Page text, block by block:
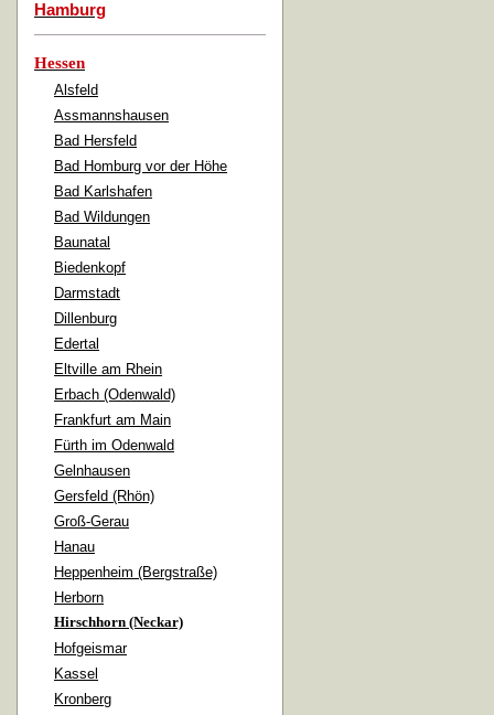
Hamburg
Hessen
Alsfeld
Assmannshausen
Bad Hersfeld
Bad Homburg vor der Höhe
Bad Karlshafen
Bad Wildungen
Baunatal
Biedenkopf
Darmstadt
Dillenburg
Edertal
Eltville am Rhein
Erbach (Odenwald)
Frankfurt am Main
Fürth im Odenwald
Gelnhausen
Gersfeld (Rhön)
Groß-Gerau
Hanau
Heppenheim (Bergstraße)
Herborn
Hirschhorn (Neckar)
Hofgeismar
Kassel
Kronberg